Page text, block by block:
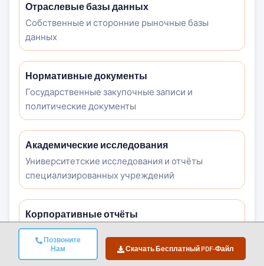
Позвоните
Нам
Скачать Бесплатный PDF-Файл
Отраслевые базы данных
Собственные и сторонние рыночные базы
данных
Нормативные документы
Государственные закупочные записи и
политические документы
Академические исследования
Университетские исследования и отчёты
специализированных учреждений
Корпоративные отчёты
Годовые отчёты, презентации для инвесторов и
регуляторные документы